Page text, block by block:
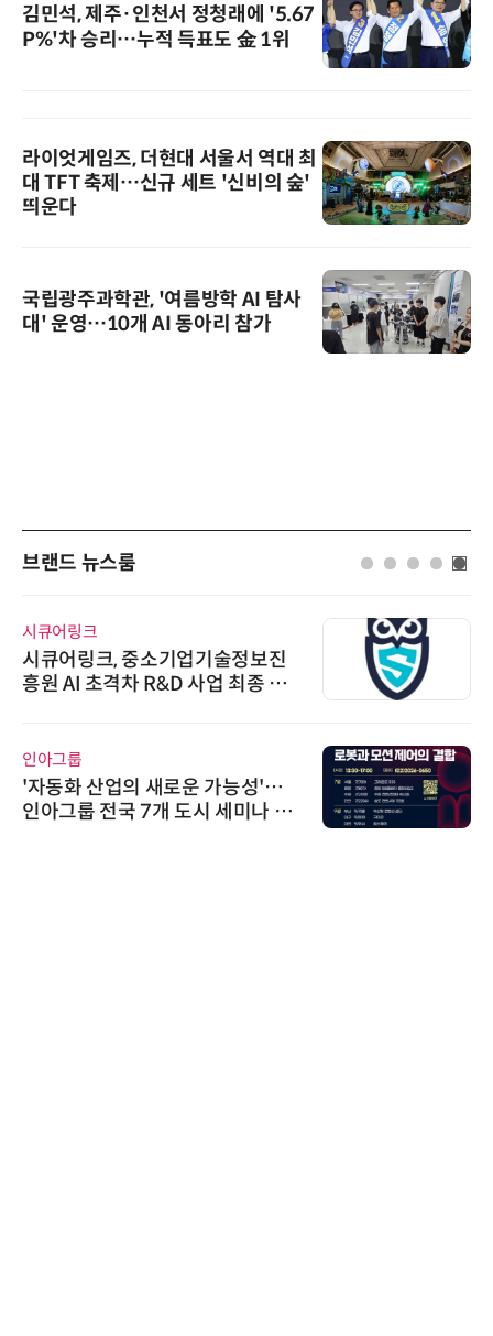
김민석, 제주·인천서 정청래에 '5.67
P%'차 승리…누적 득표도 金 1위
라이엇게임즈, 더현대 서울서 역대 최
대 TFT 축제…신규 세트 '신비의 숲'
띄운다
국립광주과학관, '여름방학 AI 탐사
대' 운영…10개 AI 동아리 참가
브랜드 뉴스룸
시큐어링크
시큐어링크, 중소기업기술정보진
흥원 AI 초격차 R&D 사업 최종 선
인아그룹
'자동화 산업의 새로운 가능성'…
인아그룹 전국 7개 도시 세미나 페